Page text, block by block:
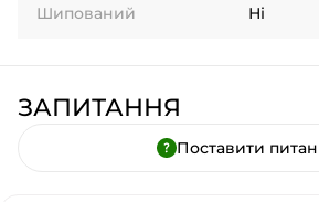
Шипований Ні
ЗАПИТАННЯ
Поставити